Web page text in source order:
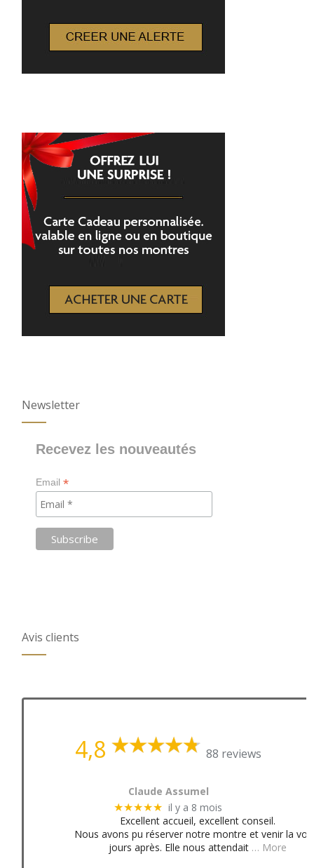
Newsletter
Recevez les nouveautés
Email*
Avis clients
4,8 88 reviews
Claude Assumel
★★★★★ il y a 8 mois
Excellent accueil, excellent conseil.
Nous avons pu réserver notre montre et venir la
jours après. Elle nous attendait … More